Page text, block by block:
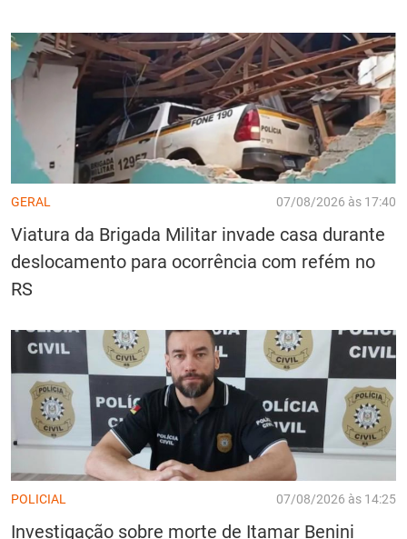
GERAL 07/08/2026 às 17:40
Viatura da Brigada Militar invade casa durante
deslocamento para ocorrência com refém no
RS
POLICIAL 07/08/2026 às 14:25
Investigação sobre morte de Itamar Benini